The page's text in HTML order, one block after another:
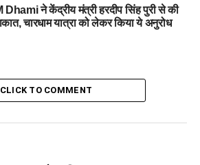
पुण्यभूमि में जन्मे केसरी चंद जी के बलिदान को
वर्ष की आयु में उन्होंने आजाद हिंद फौज के
के लिए अपने प्राण न्योछावर कर दिए।
प्रेरणा स्रोत है। प्रदेश सरकार स्वतंत्रता
Dhami ने केंद्रीय मंत्री हरदीप सिंह पुरी से की
चारधाम यात्रा को लेकर किया ये अनुरोध
CLICK TO COMMENT